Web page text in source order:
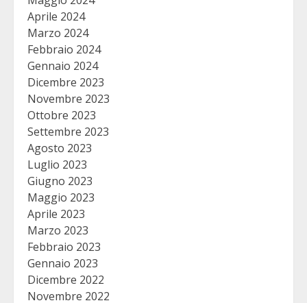
Aprile 2024
Marzo 2024
Febbraio 2024
Gennaio 2024
Dicembre 2023
Novembre 2023
Ottobre 2023
Settembre 2023
Agosto 2023
Luglio 2023
Giugno 2023
Maggio 2023
Aprile 2023
Marzo 2023
Febbraio 2023
Gennaio 2023
Dicembre 2022
Novembre 2022